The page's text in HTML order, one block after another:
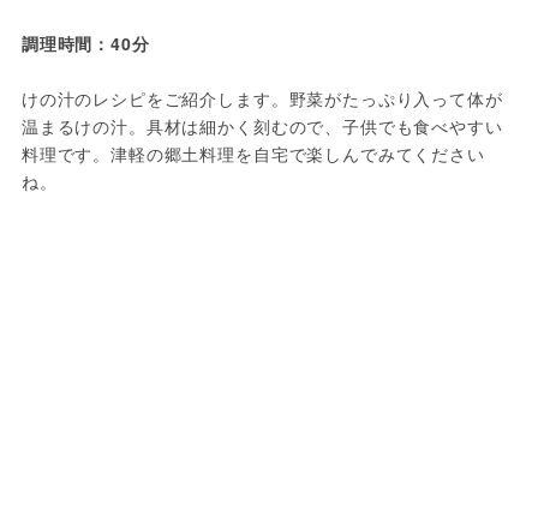
調理時間：40分
けの汁のレシピをご紹介します。野菜がたっぷり入って体が
温まるけの汁。具材は細かく刻むので、子供でも食べやすい
料理です。津軽の郷土料理を自宅で楽しんでみてください
ね。